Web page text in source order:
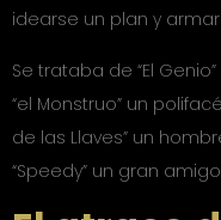
idearse un plan y
Se trataba de “El
“el Monstruo” un
de las Llaves” un
“Speedy” un gran